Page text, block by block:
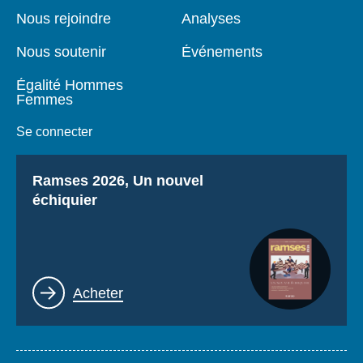
Nous rejoindre
Nous soutenir
Égalité Hommes
Femmes
Se connecter
Analyses
Événements
Titre
Ramses 2026, Un nouvel
échiquier
Lien
Acheter